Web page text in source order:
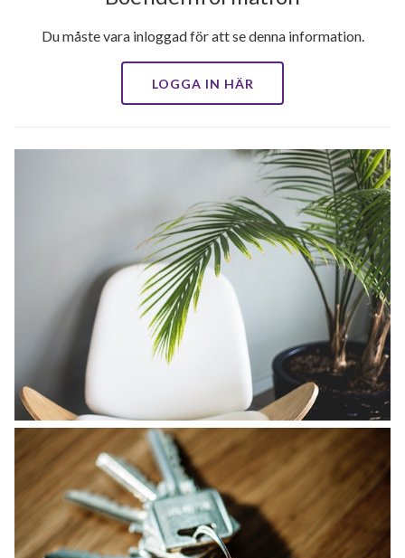
Du måste vara inloggad för att se denna information.
LOGGA IN HÄR